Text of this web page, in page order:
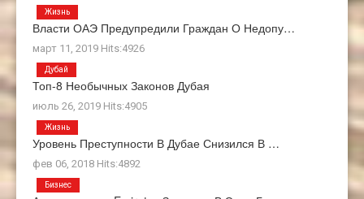
Власти ОАЭ Предупредили Граждан О Недопу…
март 11, 2019 Hits:4926
Жизнь
Топ-8 Необычных Законов Дубая
июль 26, 2019 Hits:4905
Дубай
Уровень Преступности В Дубае Снизился В …
фев 06, 2018 Hits:4892
Жизнь
Бизнес